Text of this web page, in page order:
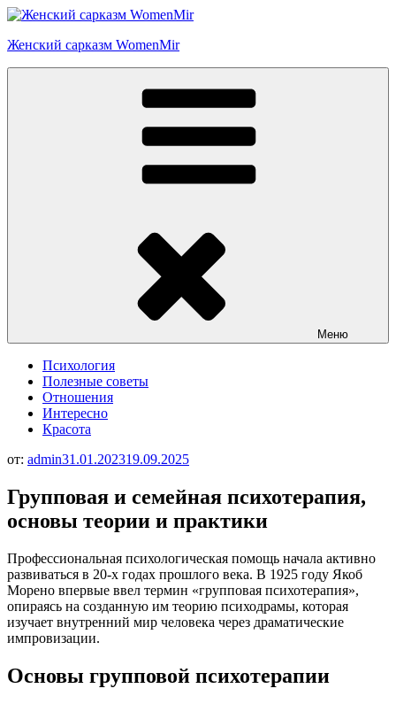
Перейти
содержимому
Женский сарказм WomenMir
Меню
Психология
Полезные советы
Отношения
Интересно
Красота
от: admin31.01.202319.09.2025
Групповая и семейная психотерапия,
основы теории и практики
Профессиональная психологическая помощь начала активно
развиваться в 20-х годах прошлого века. В 1925 году Якоб
Морено впервые ввел термин «групповая психотерапия»,
опираясь на созданную им теорию психодрамы, которая
изучает внутренний мир человека через драматические
импровизации.
Основы групповой психотерапии